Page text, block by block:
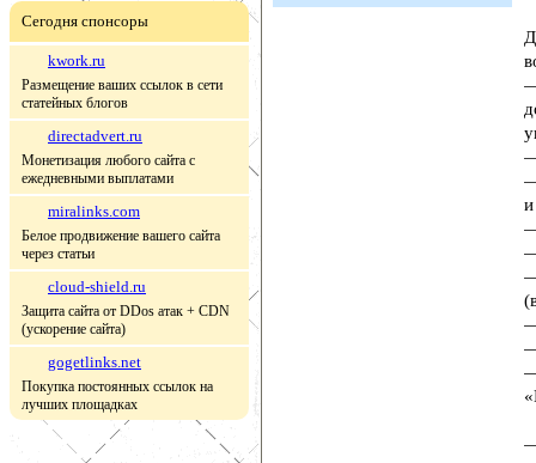
Сегодня спонсоры
kwork.ru
Размещение ваших ссылок в сети
статейных блогов
directadvert.ru
Монетизация любого сайта с
ежедневными выплатами
miralinks.com
Белое продвижение вашего сайта
через статьи
cloud-shield.ru
Защита сайта от DDos атак + CDN
(ускорение сайта)
gogetlinks.net
Покупка постоянных ссылок на
лучших площадках